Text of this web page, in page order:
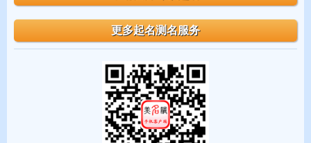
涛从生肖上看，生肖为龙，名字中应有氵部首为吉，涛的部首为
字义思表示思齐、思谋、思路；涛表示涛波、涛雷、涛雪，意义优